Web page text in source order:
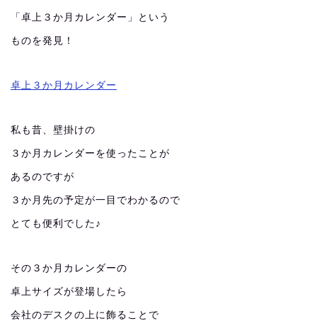
「卓上３か月カレンダー」という
ものを発見！
卓上３か月カレンダー
私も昔、壁掛けの
３か月カレンダーを使ったことが
あるのですが
３か月先の予定が一目でわかるので
とても便利でした♪
その３か月カレンダーの
卓上サイズが登場したら
会社のデスクの上に飾ることで